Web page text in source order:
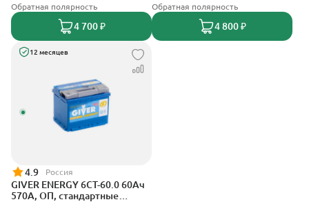
Обратная полярность
4 700 ₽
Обратная полярность
4 800 ₽
12 месяцев
4.9 Россия
GIVER ENERGY 6СТ-60.0 60Ач
570А, ОП, стандартные